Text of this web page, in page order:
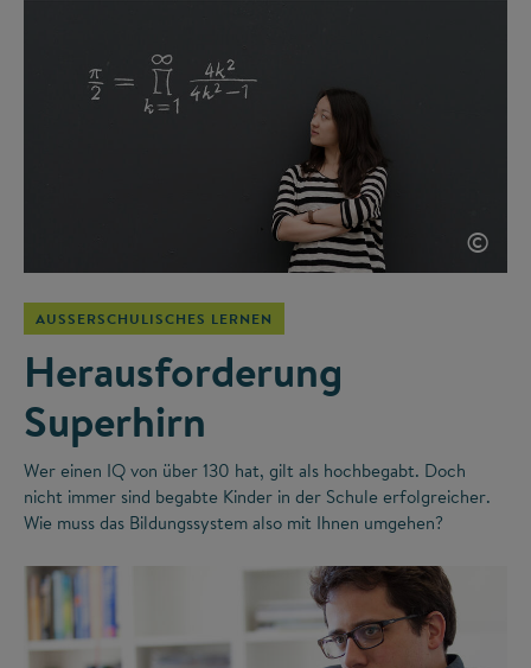
©
AUSSERSCHULISCHES LERNEN
Herausforderung
Superhirn
Wer einen IQ von über 130 hat, gilt als hochbegabt. Doch
nicht immer sind begabte Kinder in der Schule erfolgreicher.
Wie muss das Bildungssystem also mit Ihnen umgehen?